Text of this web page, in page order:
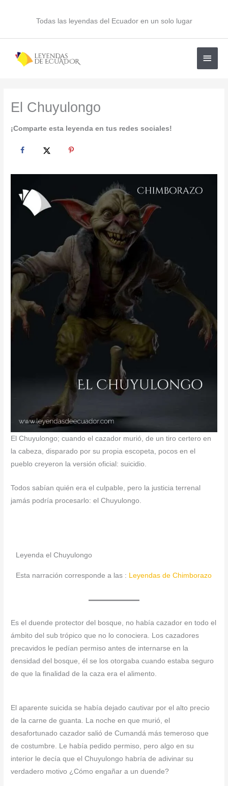
Todas las leyendas del Ecuador en un solo lugar
El Chuyulongo
¡Comparte esta leyenda en tus redes sociales!
El Chuyulongo; cuando el cazador murió, de un tiro certero en
la cabeza, disparado por su propia escopeta, pocos en el
pueblo creyeron la versión oficial: suicidio.
Todos sabían quién era el culpable, pero la justicia terrenal
jamás podría procesarlo: el Chuyulongo.
Leyenda el Chuyulongo
Esta narración corresponde a las : Leyendas de Chimborazo
Es el duende protector del bosque, no había cazador en todo el
ámbito del sub trópico que no lo conociera. Los cazadores
precavidos le pedían permiso antes de internarse en la
densidad del bosque, él se los otorgaba cuando estaba seguro
de que la finalidad de la caza era el alimento.
El aparente suicida se había dejado cautivar por el alto precio
de la carne de guanta. La noche en que murió, el
desafortunado cazador salió de Cumandá más temeroso que
de costumbre. Le había pedido permiso, pero algo en su
interior le decía que el Chuyulongo habría de adivinar su
verdadero motivo ¿Cómo engañar a un duende?